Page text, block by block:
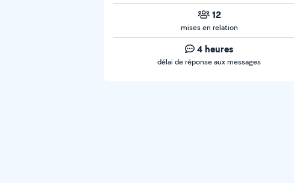
12
mises en relation
4 heures
délai de réponse aux messages